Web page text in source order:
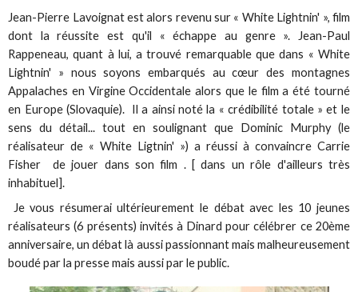
Jean-Pierre Lavoignat est alors revenu sur « White Lightnin' », film
dont la réussite est qu'il « échappe au genre ». Jean-Paul
Rappeneau, quant à lui, a trouvé remarquable que dans « White
Lightnin' » nous soyons embarqués au cœur des montagnes
Appalaches en Virgine Occidentale alors que le film a été tourné
en Europe (Slovaquie). Il a ainsi noté la « crédibilité totale » et le
sens du détail... tout en soulignant que Dominic Murphy (le
réalisateur de « White Ligtnin' ») a réussi à convaincre Carrie
Fisher de jouer dans son film . [ dans un rôle d'ailleurs très
inhabituel].
Je vous résumerai ultérieurement le débat avec les 10 jeunes
réalisateurs (6 présents) invités à Dinard pour célébrer ce 20ème
anniversaire, un débat là aussi passionnant mais malheureusement
boudé par la presse mais aussi par le public.